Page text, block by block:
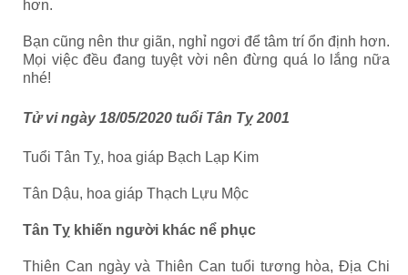
hơn.
Bạn cũng nên thư giãn, nghỉ ngơi để tâm trí ổn định hơn.
Mọi việc đều đang tuyệt vời nên đừng quá lo lắng nữa
nhé!
Tử vi ngày 18/05/2020 tuổi Tân Tỵ 2001
Tuổi Tân Tỵ, hoa giáp Bạch Lạp Kim
Tân Dậu, hoa giáp Thạch Lựu Mộc
Tân Tỵ khiến người khác nể phục
Thiên Can ngày và Thiên Can tuổi tương hòa, Địa Chi